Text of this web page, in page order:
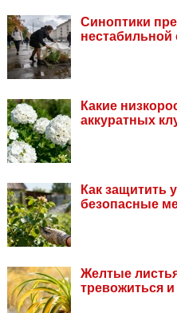
Синоптики
нестабильной
Какие
аккуратных
Как защитить
безопасные
Желтые
тревожиться и